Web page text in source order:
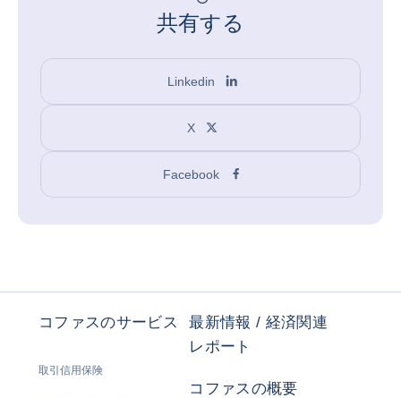
共有する
Linkedin
X
Facebook
コファスのサービス
取引信用保険
最新情報 / 経済関連
レポート
コファスの概要